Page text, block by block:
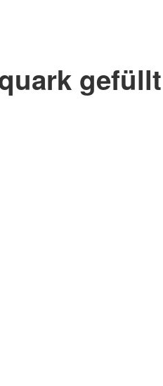
gefüllt